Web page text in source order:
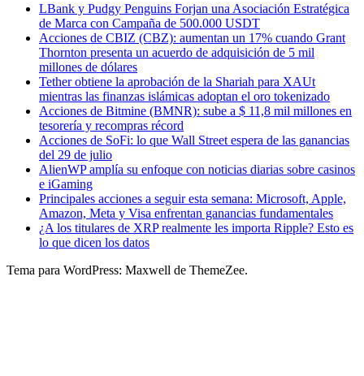
LBank y Pudgy Penguins Forjan una Asociación Estratégica
de Marca con Campaña de 500.000 USDT
Acciones de CBIZ (CBZ): aumentan un 17% cuando Grant
Thornton presenta un acuerdo de adquisición de 5 mil
millones de dólares
Tether obtiene la aprobación de la Shariah para XAUt
mientras las finanzas islámicas adoptan el oro tokenizado
Acciones de Bitmine (BMNR): sube a $ 11,8 mil millones en
tesorería y recompras récord
Acciones de SoFi: lo que Wall Street espera de las ganancias
del 29 de julio
AlienWP amplía su enfoque con noticias diarias sobre casinos
e iGaming
Principales acciones a seguir esta semana: Microsoft, Apple,
Amazon, Meta y Visa enfrentan ganancias fundamentales
¿A los titulares de XRP realmente les importa Ripple? Esto es
lo que dicen los datos
Tema para WordPress: Maxwell de ThemeZee.